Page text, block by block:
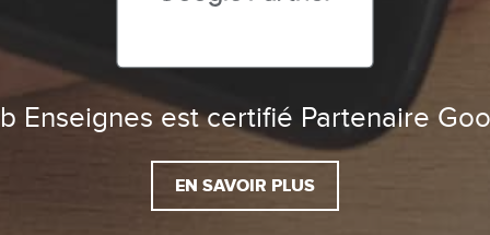
Enseignes est certifié Partenaire
EN SAVOIR PLUS